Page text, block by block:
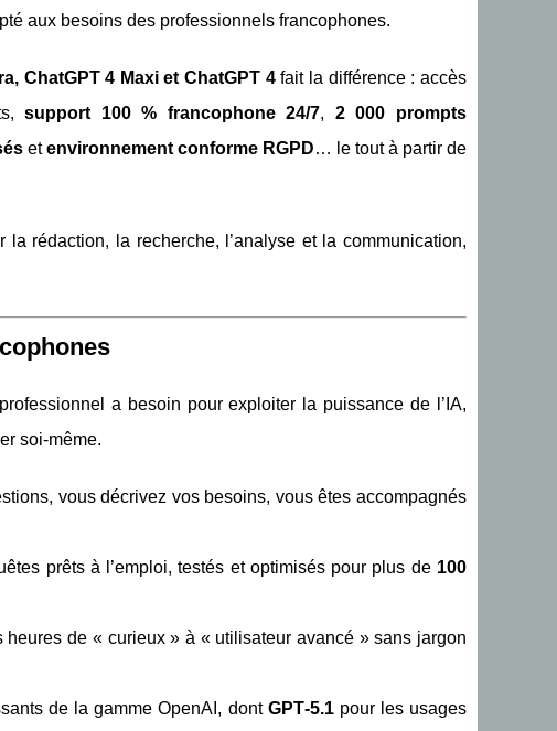
aux besoins des professionnels francophones.
ChatGPT 4 Maxi et ChatGPT 4fait la différence : accès
support 100 % francophone 24/7, 2 000 prompts
etenvironnement conforme RGPD… le tout à partir de
la rédaction, la recherche, l’analyse et la communication,
a besoin pour exploiter la puissance de l’IA,
soi‑même.
vous décrivez vos besoins, vous êtes accompagnés
prêts à l’emploi, testés et optimisés pour plus de 100
heures de « curieux » à « utilisateur avancé » sans jargon
de la gamme OpenAI, dont GPT‑5.1pour les usages